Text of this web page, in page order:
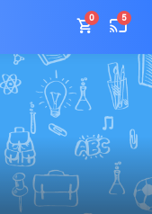
0 5